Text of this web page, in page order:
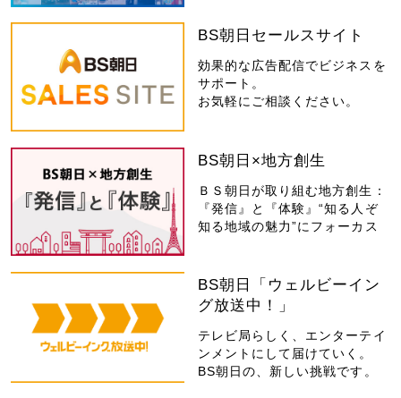
BS朝日セールスサイト
効果的な広告配信でビジネスを
サポート。
お気軽にご相談ください。
BS朝日×地方創生
ＢＳ朝日が取り組む地方創生：
『発信』と『体験』“知る人ぞ
知る地域の魅力”にフォーカス
BS朝日「ウェルビーイン
グ放送中！」
テレビ局らしく、エンターテイ
ンメントにして届けていく。
BS朝日の、新しい挑戦です。